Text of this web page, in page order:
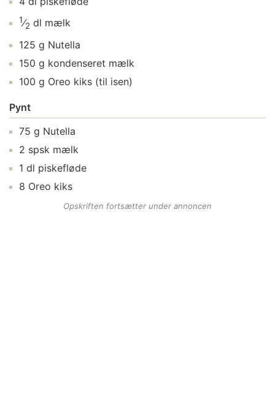
1⁄2 dl mælk
125 g Nutella
150 g kondenseret mælk
100 g Oreo kiks (til isen)
Pynt
75 g Nutella
2 spsk mælk
1 dl piskefløde
8 Oreo kiks
Opskriften fortsætter under annoncen